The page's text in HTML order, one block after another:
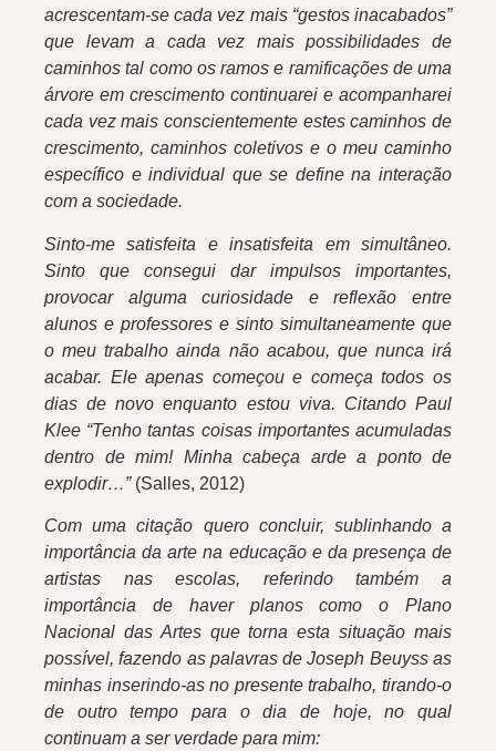
acrescentam-se cada vez mais “gestos inacabados”
que levam a cada vez mais possibilidades de
caminhos tal como os ramos e ramificações de uma
árvore em crescimento continuarei e acompanharei
cada vez mais conscientemente estes caminhos de
crescimento, caminhos coletivos e o meu caminho
específico e individual que se define na interação
com a sociedade.
Sinto-me satisfeita e insatisfeita em simultâneo.
Sinto que consegui dar impulsos importantes,
provocar alguma curiosidade e reflexão entre
alunos e professores e sinto simultaneamente que
o meu trabalho ainda não acabou, que nunca irá
acabar. Ele apenas começou e começa todos os
dias de novo enquanto estou viva. Citando Paul
Klee “Tenho tantas coisas importantes acumuladas
dentro de mim! Minha cabeça arde a ponto de
explodir…” (Salles, 2012)
Com uma citação quero concluir, sublinhando a
importância da arte na educação e da presença de
artistas nas escolas, referindo também a
importância de haver planos como o Plano
Nacional das Artes que torna esta situação mais
possível, fazendo as palavras de Joseph Beuyss as
minhas inserindo-as no presente trabalho, tirando-o
de outro tempo para o dia de hoje, no qual
continuam a ser verdade para mim: